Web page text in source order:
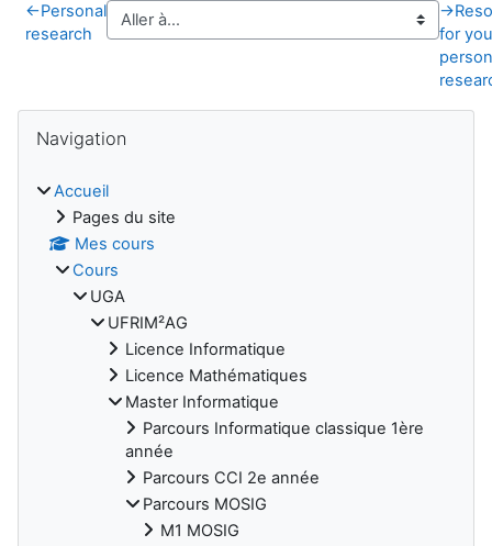
←Personal
research
→
for
Navigation
Accueil
Pages du site
Mes cours
Cours
UGA
UFRIM²AG
Licence Informatique
Licence Mathématiques
Master Informatique
Parcours Informatique classique 1ère
année
Parcours CCI 2e année
Parcours MOSIG
M1 MOSIG